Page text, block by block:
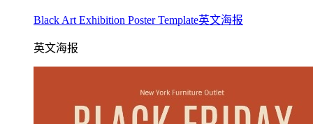
Black Art Exhibition Poster Template英文海报
英文海报